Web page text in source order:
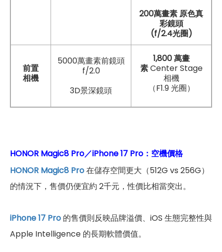
200萬畫素 原色真
彩鏡頭
(f/2.4光圈)
前置
相機
5000萬畫素前鏡頭
f/2.0
3D景深鏡頭
1,800 萬畫
素Center Stage
相機
（F1.9 光圈）
HONOR Magic8 Pro／iPhone 17 Pro：空機價格
HONOR Magic8 Pro在儲存空間更大（512G vs 256G）
的情況下，售價仍便宜約 2千元，性價比相當突出。
iPhone 17 Pro 的售價則反映品牌溢價、iOS 生態完整性與
Apple Intelligence 的長期軟體價值。